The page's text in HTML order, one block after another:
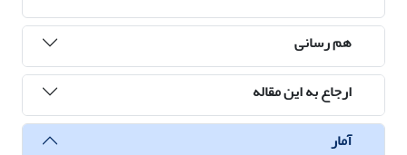
هم رسانی
ارجاع به این مقاله
آمار